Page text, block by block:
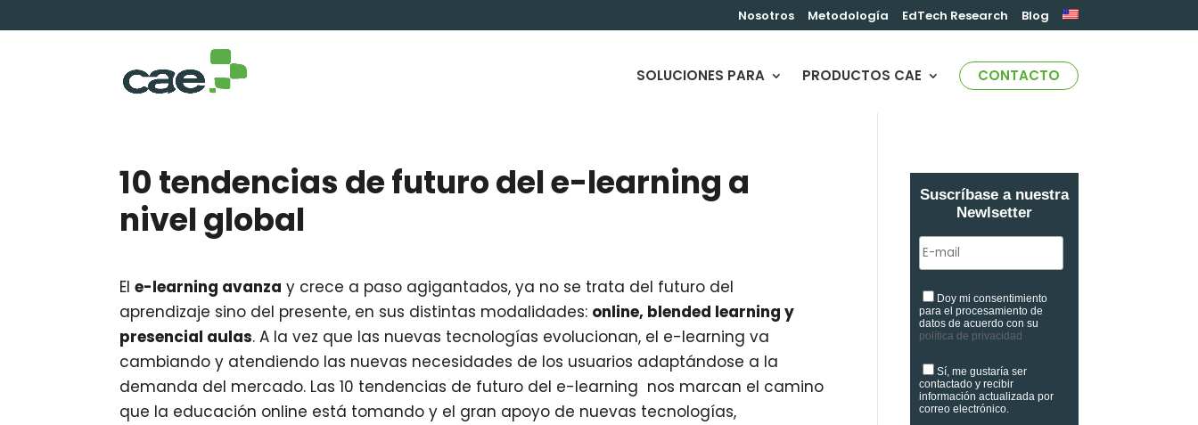
Nosotros Metodología EdTech Research Blog
SOLUCIONES PARA PRODUCTOS CAE CONTACTO
10 tendencias de futuro del e-learning a
nivel global
Ele-learning avanza y crece a paso agigantados, ya no se trata del futuro del
aprendizaje sino del presente, en sus distintas modalidades: online, blended learning y
presencial aulas. A la vez que las nuevas tecnologías evolucionan, el e-learning va
cambiando y atendiendo las nuevas necesidades de los usuarios adaptándose a la
demanda del mercado. Las 10 tendencias de futuro del e-learning nos marcan el camino
que la educación online está tomando y el gran apoyo de nuevas tecnologías,
Suscríbase a nuestra
Newlsetter
Doy mi consentimiento
para el procesamiento de
datos de acuerdo con su
política de privacidad
Sí, me gustaría ser
contactado y recibir
información actualizada por
correo electrónico.